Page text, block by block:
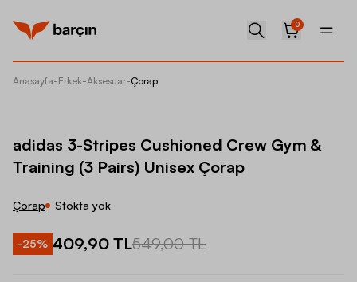
0
Anasayfa-Erkek-Aksesuar-Çorap
adidas 3-Stripes Cushioned Crew Gym &
Training (3 Pairs) Unisex Çorap
Çorap Stokta yok
-25% 409,90 TL549,00 TL